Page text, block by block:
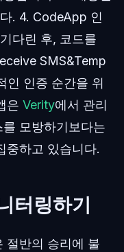
. 4. CodeApp 인
다린 후, 코드를
SMS&Temp
인 인증 순간을 위
은 Verity에서 관리
모방하기보다는
중하고 있습니다.
터링하기
절반의 승리에 불